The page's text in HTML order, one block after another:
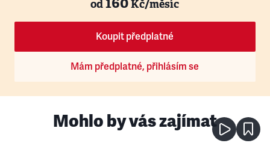
od Kč/měsíc
Koupit předplatné
Mám předplatné, přihlásím se
Mohlo by vás zajímat